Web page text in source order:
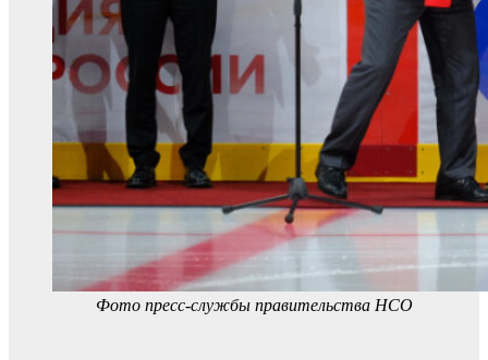
Фото пресс-службы правительства НСО